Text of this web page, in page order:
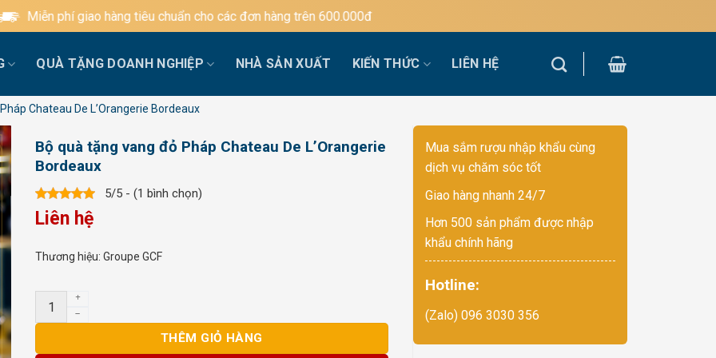
giao hàng tiêu chuẩn cho các đơn hàng trên 600.000đ
QUÀ TẶNG DOANH NGHIỆP NHÀ SẢN XUẤT KIẾN THỨC LIÊN HỆ
Chateau De L’Orangerie Bordeaux
Bộ quà tặng vang đỏ Pháp Chateau De L’Orangerie
Bordeaux
5/5 - (1 bình chọn)
Liên hệ
Bộ quà tặng vang đỏ Pháp Chateau De L’Orangerie Bordeaux số lượng
THÊM GIỎ HÀNG
Thương hiệu: Groupe GCF
Mua sắm rượu nhập khẩu cùng
dịch vụ chăm sóc tốt
Giao hàng nhanh 24/7
Hơn 500 sản phẩm được nhập
khẩu chính hãng
Hotline:
(Zalo) 096 3030 356